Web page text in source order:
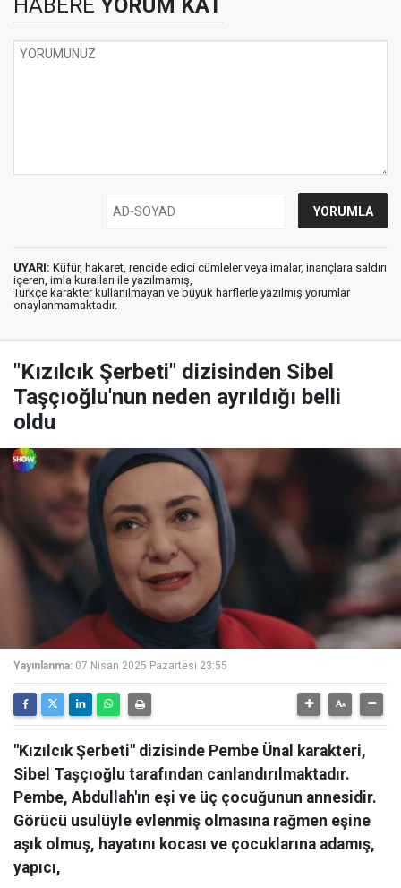
HABERE YORUM KAT
UYARI: Küfür, hakaret, rencide edici cümleler veya imalar, inançlara saldırı
içeren, imla kuralları ile yazılmamış,
Türkçe karakter kullanılmayan ve büyük harflerle yazılmış yorumlar
onaylanmamaktadır.
"Kızılcık Şerbeti" dizisinden Sibel
Taşçıoğlu'nun neden ayrıldığı belli
oldu
Yayınlanma: 07 Nisan 2025 Pazartesi 23:55
"Kızılcık Şerbeti" dizisinde Pembe Ünal karakteri,
Sibel Taşçıoğlu tarafından canlandırılmaktadır.
Pembe, Abdullah'ın eşi ve üç çocuğunun annesidir.
Görücü usulüyle evlenmiş olmasına rağmen eşine
aşık olmuş, hayatını kocası ve çocuklarına adamış,
yapıcı,